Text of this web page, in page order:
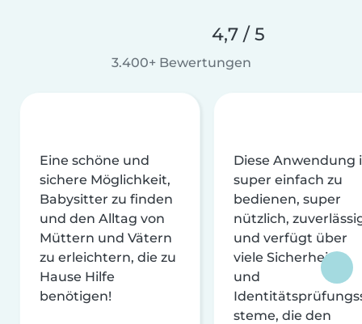
4,7 / 5
3.400+ Bewertungen
Eine schöne und
sichere Möglichkeit,
Babysitter zu finden
und den Alltag von
Müttern und Vätern
zu erleichtern, die zu
Hause Hilfe
benötigen!
Diese Anwendung
super einfach zu
bedienen, super
nützlich,
und verfügt über
viele Sicherheits-
und
steme, die den